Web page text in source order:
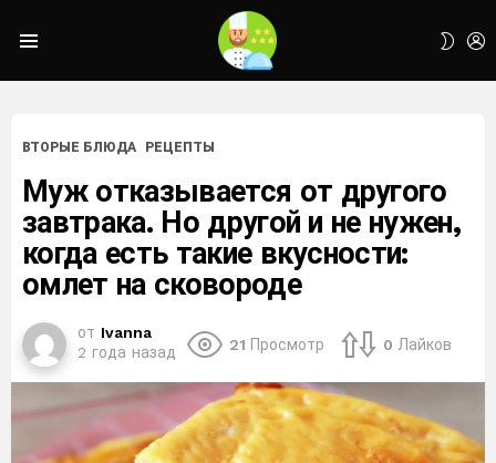
ВТОРЫЕ БЛЮДА РЕЦЕПТЫ
Муж отказывается от другого
завтрака. Но другой и не нужен,
когда есть такие вкусности:
омлет на сковороде
от Ivanna
2 года назад
21 Просмотр 0 Лайков